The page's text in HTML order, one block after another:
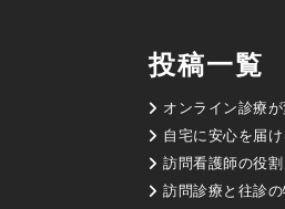
投稿一覧
オンライン診療
自宅に安心を届
訪問看護師の役
訪問診療と往診